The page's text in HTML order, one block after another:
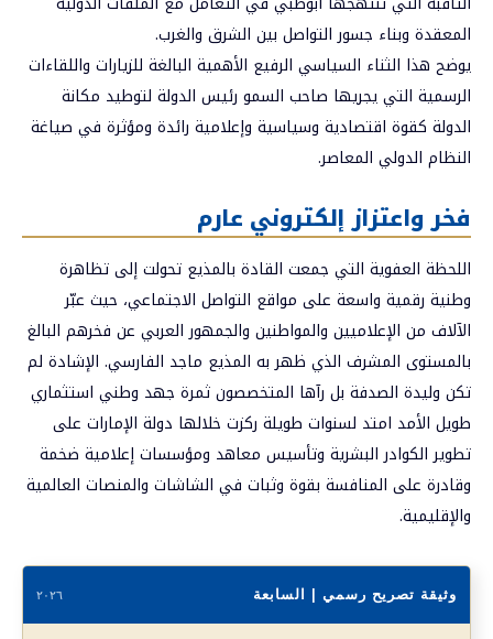
المعقدة وبناء جسور التواصل بين الشرق والغرب.
يوضح هذا الثناء السياسي الرفيع الأهمية البالغة للزيارات واللقاءات
الرسمية التي يجريها صاحب السمو رئيس الدولة لتوطيد مكانة
الدولة كقوة اقتصادية وسياسية وإعلامية رائدة ومؤثرة في صياغة
النظام الدولي المعاصر.
فخر واعتزاز إلكتروني عارم
اللحظة العفوية التي جمعت القادة بالمذيع تحولت إلى تظاهرة
وطنية رقمية واسعة على مواقع التواصل الاجتماعي، حيث عبّر
الآلاف من الإعلاميين والمواطنين والجمهور العربي عن فخرهم البالغ
بالمستوى المشرف الذي ظهر به المذيع ماجد الفارسي. الإشادة لم
تكن وليدة الصدفة بل رآها المتخصصون ثمرة جهد وطني استثماري
طويل الأمد امتد لسنوات طويلة ركزت خلالها دولة الإمارات على
تطوير الكوادر البشرية وتأسيس معاهد ومؤسسات إعلامية ضخمة
وقادرة على المنافسة بقوة وثبات في الشاشات والمنصات العالمية
والإقليمية.
وثيقة تصريح رسمي | السابعة ٢٠٢٦